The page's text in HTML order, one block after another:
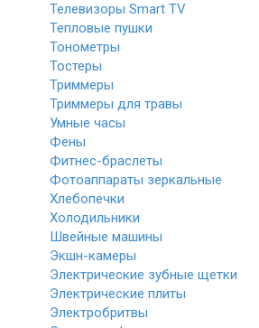
Телевизоры Smart TV
Тепловые пушки
Тонометры
Тостеры
Триммеры
Триммеры для травы
Умные часы
Фены
Фитнес-браслеты
Фотоаппараты зеркальные
Хлебопечки
Холодильники
Швейные машины
Экшн-камеры
Электрические зубные щетки
Электрические плиты
Электробритвы